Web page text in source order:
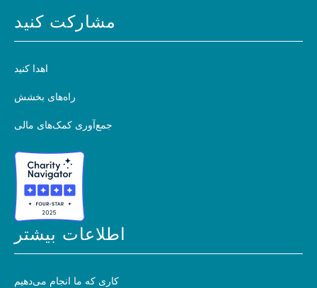
مشارکت کنید
اهدا کنید
راه‌های بخشش
جمع‌آوری کمک‌های مالی
اطلاعات بیشتر
کاری که ما انجام می‌دهیم